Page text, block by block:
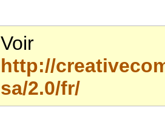
Voir
http://
sa/2.0/fr/